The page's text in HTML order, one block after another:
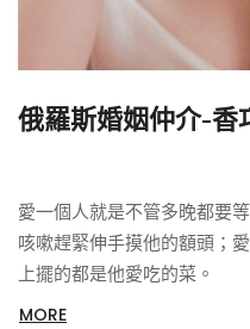
俄羅斯婚姻仲介-香
愛一個人就是不管多晚都要
咳嗽趕緊伸手摸他的額頭；
上擺的都是他愛吃的菜。
MORE